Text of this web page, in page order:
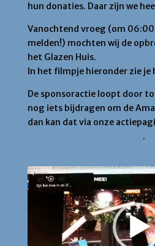
hun donaties. Daar zijn we
Vanochtend vroeg (om
melden!) mochten wij de
het Glazen Huis.
In het filmpje hieronder zie je
De sponsoractie loopt door
nog iets bijdragen om de
dan kan dat via onze
.
Videospeler